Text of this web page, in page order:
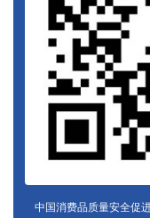
中国消费品质量安全促